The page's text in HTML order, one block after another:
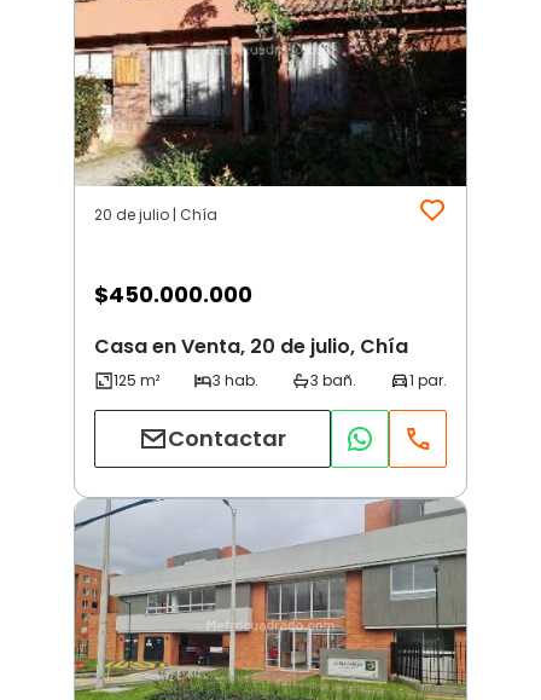
20 de julio | Chía
$450.000.000
Casa en Venta, 20 de julio, Chía
Contactar